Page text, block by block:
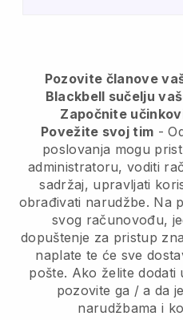
Pozovite članove
Blackbell sučelju
Započnite
Povežite svoj tim -
poslovanja mogu
administratoru, voditi
sadržaj, upravljati
obrađivati narudžbe. Na
svog računovođu,
dopuštenje za pristup
naplate te će sve
pošte. Ako želite dodati
pozovite ga / a da
narudžbama i